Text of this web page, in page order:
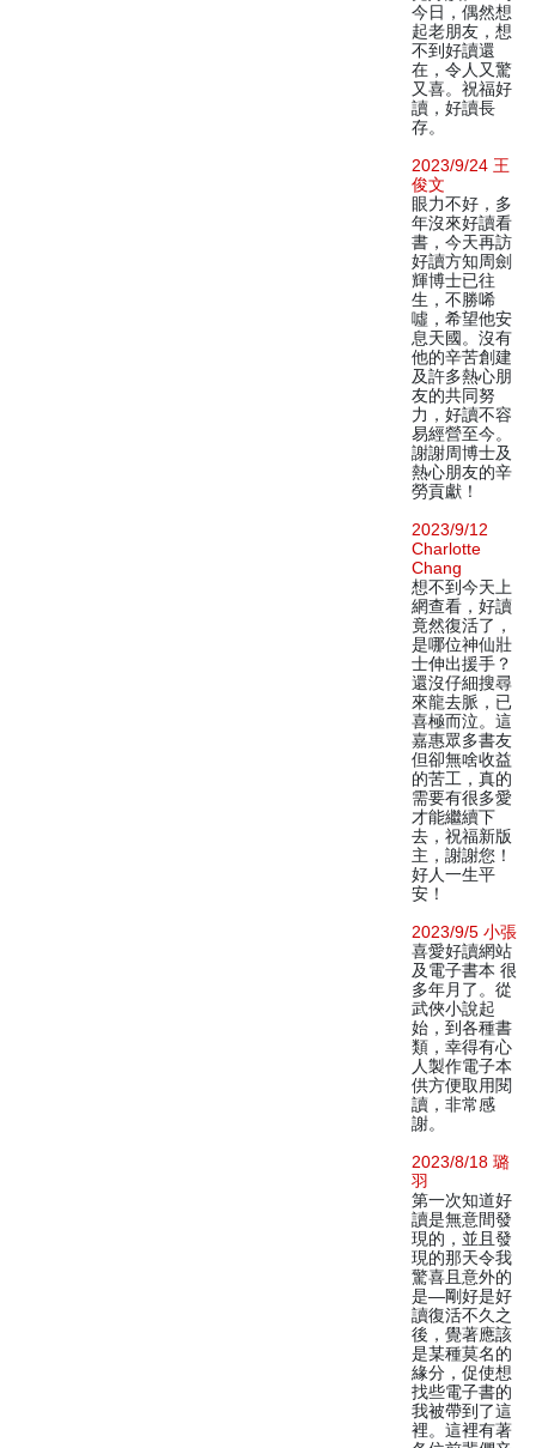
今日，偶然想
起老朋友，想
不到好讀還
在，令人又驚
又喜。祝福好
讀，好讀長
存。
2023/9/24 王
俊文
眼力不好，多
年沒來好讀看
書，今天再訪
好讀方知周劍
輝博士已往
生，不勝唏
噓，希望他安
息天國。沒有
他的辛苦創建
及許多熱心朋
友的共同努
力，好讀不容
易經營至今。
謝謝周博士及
熱心朋友的辛
勞貢獻！
2023/9/12
Charlotte
Chang
想不到今天上
網查看，好讀
竟然復活了，
是哪位神仙壯
士伸出援手？
還沒仔細搜尋
來龍去脈，已
喜極而泣。這
嘉惠眾多書友
但卻無啥收益
的苦工，真的
需要有很多愛
才能繼續下
去，祝福新版
主，謝謝您！
好人一生平
安！
2023/9/5 小張
喜愛好讀網站
及電子書本 很
多年月了。從
武俠小說起
始，到各種書
類，幸得有心
人製作電子本
供方便取用閱
讀，非常感
謝。
2023/8/18 璐
羽
第一次知道好
讀是無意間發
現的，並且發
現的那天令我
驚喜且意外的
是—剛好是好
讀復活不久之
後，覺著應該
是某種莫名的
緣分，促使想
找些電子書的
我被帶到了這
裡。這裡有著